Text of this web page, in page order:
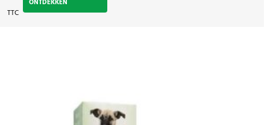
TTC
ONTDEKKEN